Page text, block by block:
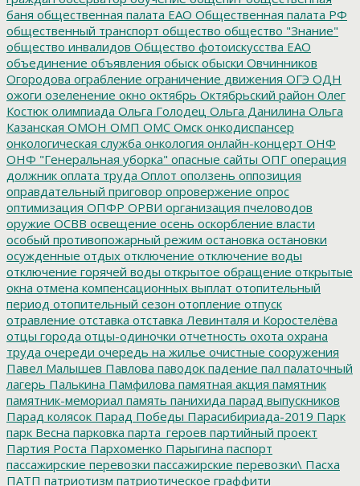
баня общественная палата ЕАО Общественная палата РФ
общественный транспорт общество общество "Знание"
общество инвалидов Общество фотоискусства ЕАО
объединение объявления обыск обыски Овчинников
Огородова ограбление ограничение движения ОГЭ ОДН
ожоги озеленение окно октябрь Октябрьский район Олег
Костюк олимпиада Ольга Голодец Ольга Данилина Ольга
Казанская ОМОН ОМП ОМС Омск онкодиспансер
онкологическая служба онкология онлайн-концерт ОНФ
ОНФ "Генеральная уборка" опасные сайты ОПГ операция
должник оплата труда Оплот оползень оппозиция
оправдательный приговор опровержение опрос
оптимизация ОПФР ОРВИ организация пчеловодов
оружие ОСВВ освещение осень оскорбление власти
особый противопожарный режим остановка остановки
осужденные отдых отключение отключение воды
отключение горячей воды открытое обращение открытые
окна отмена компенсационных выплат отопительный
период отопительный сезон отопление отпуск
отравление отставка отставка Левинталя и Коростелёва
отцы города отцы-одиночки отчетность охота охрана
труда очереди очередь на жилье очистные сооружения
Павел Малышев Павлова паводок падение пал палаточный
лагерь Палькина Памфилова памятная акция памятник
памятник-мемориал память панихида парад выпускников
Парад колясок Парад Победы Парасибириада-2019 Парк
парк Весна парковка парта_героев партийный проект
Партия Роста Пархоменко Парыгина паспорт
пассажирские перевозки пассажирские перевозки\ Пасха
ПАТП патриотизм патриотическое граффити